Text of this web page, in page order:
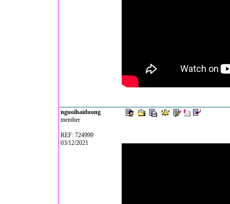
nguoihaiduong
member
REF: 724999
03/12/2021